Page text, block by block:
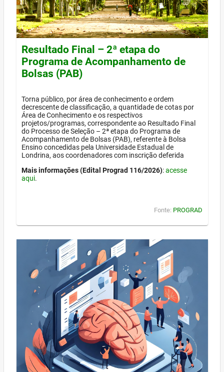
Resultado Final – 2ª etapa do
Programa de Acompanhamento de
Bolsas (PAB)
Torna público, por área de conhecimento e ordem
decrescente de classificação, a quantidade de cotas por
Área de Conhecimento e os respectivos
projetos/programas, correspondente ao Resultado Final
do Processo de Seleção – 2ª etapa do Programa de
Acompanhamento de Bolsas (PAB), referente à Bolsa
Ensino concedidas pela Universidade Estadual de
Londrina, aos coordenadores com inscrição deferida
Mais informações (Edital Prograd 116/2026):acesse
aqui.
Fonte: PROGRAD